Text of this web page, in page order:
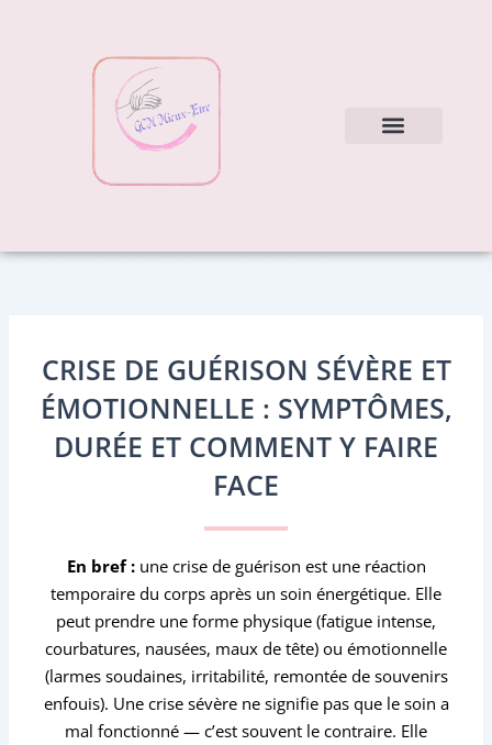
CRISE DE GUÉRISON SÉVÈRE ET
ÉMOTIONNELLE : SYMPTÔMES,
DURÉE ET COMMENT Y FAIRE
FACE
En bref :une crise de guérison est une réaction
temporaire du corps après un soin énergétique. Elle
peut prendre une forme physique (fatigue intense,
courbatures, nausées, maux de tête) ou émotionnelle
(larmes soudaines, irritabilité, remontée de souvenirs
enfouis). Une crise sévère ne signifie pas que le soin a
mal fonctionné — c’est souvent le contraire. Elle